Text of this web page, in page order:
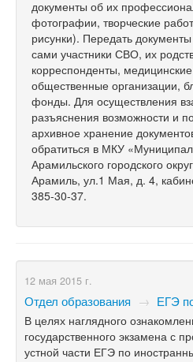
документы об их
фотографии, творческие
рисунки). Передать
сами участники СВО, их
корреспонденты,
общественные организации,
фонды. Для осуществления
разъяснения возможности и
архивное хранение
обратиться в МКУ
Арамильского городского
Арамиль, ул.1 Мая, д. 4,
385-30-37.
12 мая 2015 г.
Отдел образования → ЕГЭ
В целях наглядного
государственного экзамена с
устной части ЕГЭ по